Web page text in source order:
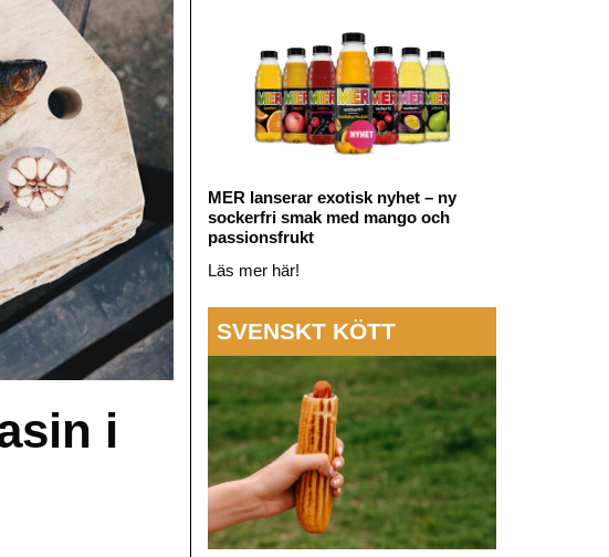
i
MER lanserar exotisk nyhet – ny
sockerfri smak med mango och
passionsfrukt
Läs mer här!
SVENSKT KÖTT